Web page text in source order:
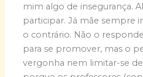
mim algo de insegurança.
participar. Já mãe sempre
o contrário. Não o
para se promover, mas o
vergonha nem limitar-se